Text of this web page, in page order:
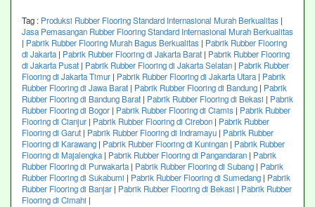
Tag : Produksi Rubber Flooring Standard Internasional Murah Berkualitas |
Jasa Pemasangan Rubber Flooring Standard Internasional Murah Berkualitas
| Pabrik Rubber Flooring Murah Bagus Berkualitas | Pabrik Rubber Flooring
di Jakarta| Pabrik Rubber Flooring di Jakarta Barat | Pabrik Rubber Flooring
di Jakarta Pusat | Pabrik Rubber Flooring di Jakarta Selatan | Pabrik Rubber
Flooring di Jakarta Timur | Pabrik Rubber Flooring di Jakarta Utara| Pabrik
Rubber Flooring di Jawa Barat | Pabrik Rubber Flooring di Bandung | Pabrik
Rubber Flooring di Bandung Barat | Pabrik Rubber Flooring di Bekasi | Pabrik
Rubber Flooring di Bogor | Pabrik Rubber Flooring di Ciamis | Pabrik Rubber
Flooring di Cianjur | Pabrik Rubber Flooring di Cirebon | Pabrik Rubber
Flooring di Garut | Pabrik Rubber Flooring di Indramayu | Pabrik Rubber
Flooring di Karawang | Pabrik Rubber Flooring di Kuningan | Pabrik Rubber
Flooring di Majalengka| Pabrik Rubber Flooring di Pangandaran | Pabrik
Rubber Flooring di Purwakarta| Pabrik Rubber Flooring di Subang | Pabrik
Rubber Flooring di Sukabumi | Pabrik Rubber Flooring di Sumedang | Pabrik
Rubber Flooring di Banjar | Pabrik Rubber Flooring di Bekasi | Pabrik Rubber
Flooring di Cimahi |